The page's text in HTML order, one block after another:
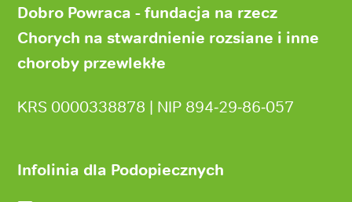
stronyDobro Powraca - fundacja na rzecz
Chorych na stwardnienie rozsiane i inne
choroby przewlekłe
KRS 0000338878 | NIP 894‑29‑86‑057
Infolinia dla Podopiecznych